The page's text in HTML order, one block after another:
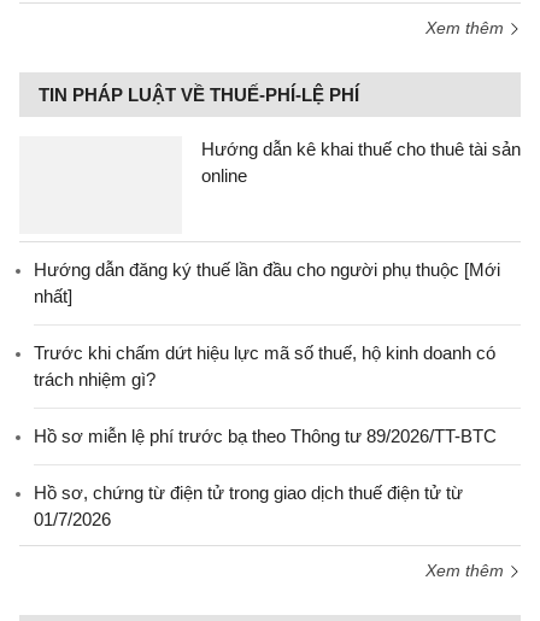
Xem thêm
TIN PHÁP LUẬT VỀ THUẾ-PHÍ-LỆ PHÍ
Hướng dẫn kê khai thuế cho thuê tài sản
online
Hướng dẫn đăng ký thuế lần đầu cho người phụ thuộc [Mới
nhất]
Trước khi chấm dứt hiệu lực mã số thuế, hộ kinh doanh có
trách nhiệm gì?
Hồ sơ miễn lệ phí trước bạ theo Thông tư 89/2026/TT-BTC
Hồ sơ, chứng từ điện tử trong giao dịch thuế điện tử từ
01/7/2026
Xem thêm